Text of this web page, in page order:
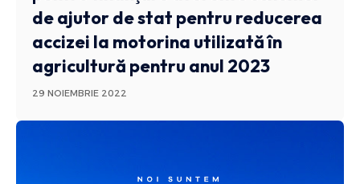
de ajutor de stat pentru reducerea
accizei la motorina utilizată în
agricultură pentru anul 2023
29 NOIEMBRIE 2022